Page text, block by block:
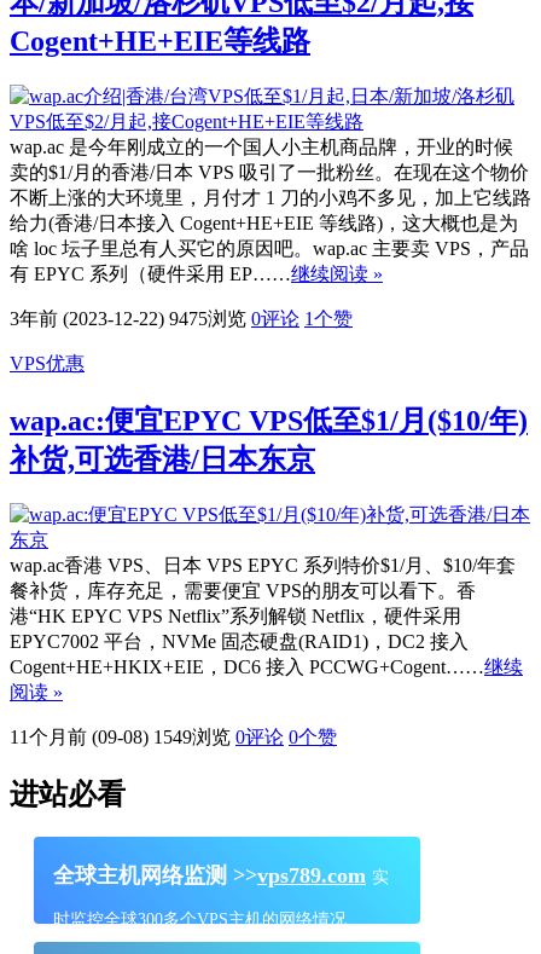
Cogent+HE+EIE等线路
wap.ac 是今年刚成立的一个国人小主机商品牌，开业的时候
卖的$1/月的香港/日本 VPS 吸引了一批粉丝。在现在这个物价
不断上涨的大环境里，月付才 1 刀的小鸡不多见，加上它线路
给力(香港/日本接入 Cogent+HE+EIE 等线路)，这大概也是为
啥 loc 坛子里总有人买它的原因吧。wap.ac 主要卖 VPS，产品
有 EPYC 系列（硬件采用 EP……继续阅读 »
3年前 (2023-12-22) 9475浏览 0评论 1个赞
VPS优惠
wap.ac:便宜EPYC VPS低至$1/月($10/年)
补货,可选香港/日本东京
wap.ac香港 VPS、日本 VPS EPYC 系列特价$1/月、$10/年套
餐补货，库存充足，需要便宜 VPS的朋友可以看下。香
港“HK EPYC VPS Netflix”系列解锁 Netflix，硬件采用
EPYC7002 平台，NVMe 固态硬盘(RAID1)，DC2 接入
Cogent+HE+HKIX+EIE，DC6 接入 PCCWG+Cogent……继续
阅读 »
11个月前 (09-08) 1549浏览 0评论 0个赞
进站必看
全球主机网络监测 >>vps789.com 实
时监控全球300多个VPS主机的网络情况